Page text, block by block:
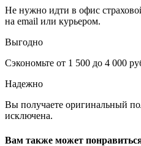
Не нужно идти в офис
на email или курьером.
Выгодно
Сэкономьте от 1 500 до 4 000
Надежно
Вы получаете оригинальный
исключена.
Вам также может